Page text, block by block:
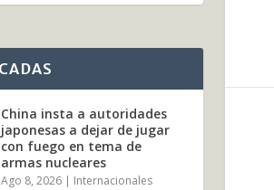
China insta a autoridades
japonesas a dejar de jugar
con fuego en tema de
armas nucleares
Ago 8, 2026 | Internacionales